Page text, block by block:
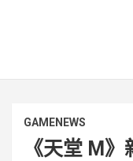
GAMENEWS
《天堂 M